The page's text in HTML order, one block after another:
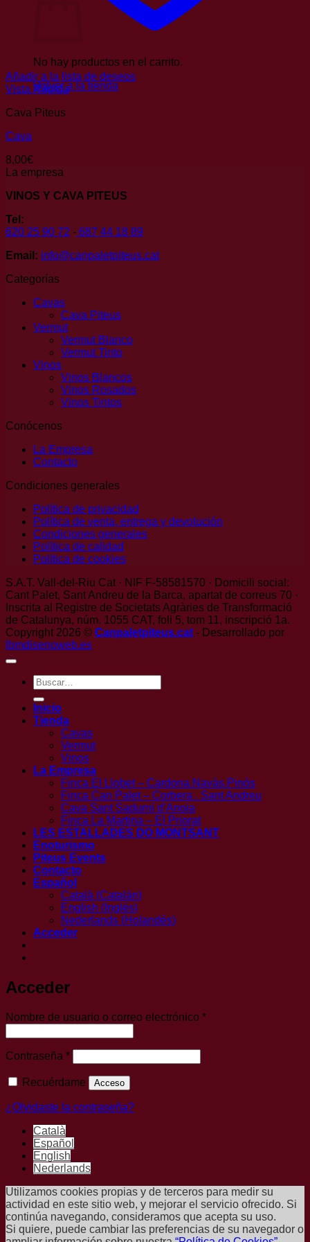
No hay productos en el carrito.
Volver a la tienda
Añadir a la lista de deseos
Vista Rápida
Cava Piteus
Cava
8,00€
La empresa
VINOS Y CAVA PITEUS
Tel:
620 25 90 72 - 687 44 18 89
Email: info@canpaletpiteus.cat
Categorías
Cavas
Cava Piteus
Vermut
Vermut Blanco
Vermut Tinto
Vinos
Vinos Blancos
Vinos Rosados
Vinos Tintos
Conócenos
La Empresa
Contacto
Condiciones generales
Política de privacidad
Política de venta, entrega y devolución
Condiciones generales
Política de calidad
Política de cookies
S.A.T. Vall-del-Riu Cat · NIF F-58581570 · Domicili social:
Cant Palet, Sant Andreu de la Barca, apartat de correus 70 ·
Inscrita al Registre de Societats Agràries de Transformació
de Catalunya, núm. 1055 CAT, foli 5, tom 11, inscripció 1a.
Copyright 2026 © Canpaletpiteus.cat - Desarrollado por
lbmdisenoweb.es
Buscar
por:
Inicio
Tienda
Cavas
Vermut
Vinos
La Empresa
Finca El Llobet – Cardona.Navàs.Pinós
Finca Can Palet – Corbera . Sant Andreu
Cava Sant Sadurní d’Anoia
Finca La Martina – El Priorat
LES ESTALLADES DO MONTSANT
Enoturismo
Piteus Events
Contacto
Español
Català (Catalán)
English ( Inglés)
Nederlands (Holandés)
Acceder
Acceder
Nombre de usuario o correo electrónico *Obligatorio
Contraseña *Obligatorio
Recuérdame Acceso
¿Olvidaste la contraseña?
Català
Español
English
Nederlands
Utilizamos cookies propias y de terceros para medir su
actividad en este sitio web, y mejorar el servicio ofrecido. Si
continúa navegando, consideramos que acepta su uso.
Si quiere, puede cambiar las preferencias de su navegador o